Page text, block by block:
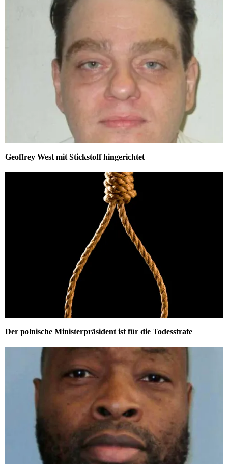
Geoffrey West mit Stickstoff hingerichtet
Der polnische Ministerpräsident ist für die Todesstrafe